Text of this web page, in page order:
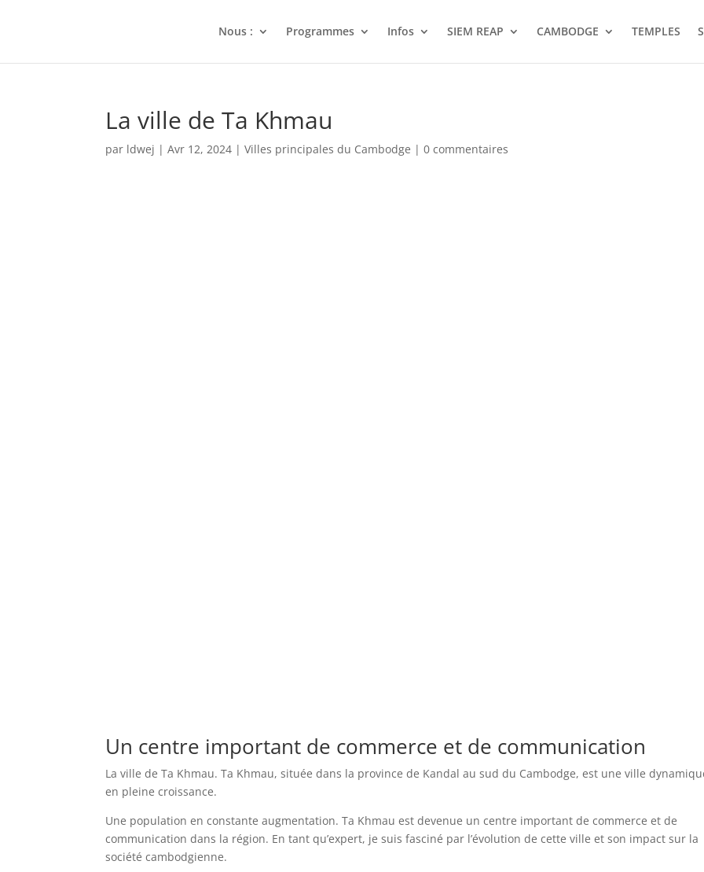
Nous : Programmes Infos SIEM REAP CAMBODGE TEMPLES
La ville de Ta Khmau
par ldwej |Avr 12, 2024 |Villes principales du Cambodge |0 commentaires
Un centre important de commerce et de communication
La ville de Ta Khmau. Ta Khmau, située dans la province de Kandal au sud du Cambodge, est une ville
en pleine croissance.
Une population en constante augmentation. Ta Khmau est devenue un centre important de commerce et de
communication dans la région. En tant qu’expert, je suis fasciné par l’évolution de cette ville et son impact sur la
société cambodgienne.